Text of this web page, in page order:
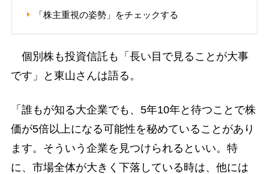
「株主重視の姿勢」をチェックする
個別株も投資信託も「長い目で見ることが大事
です」と東山さんは語る。
「誰もが知る大企業でも、5年10年と待つことで株
価が5倍以上になる可能性を秘めていることがあり
ます。そういう企業を見つけられるといい。特
に、市場全体が大きく下落している時は、他には